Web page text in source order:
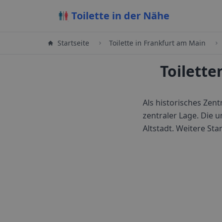
Toilette in der Nähe
Startseite Toilette in Frankfurt am Main
Als historisches
zentraler Lage. Die
Altstadt. Weitere